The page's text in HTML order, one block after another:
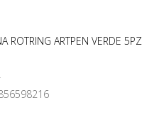
ROTRING ARTPEN VERDE 5PZ